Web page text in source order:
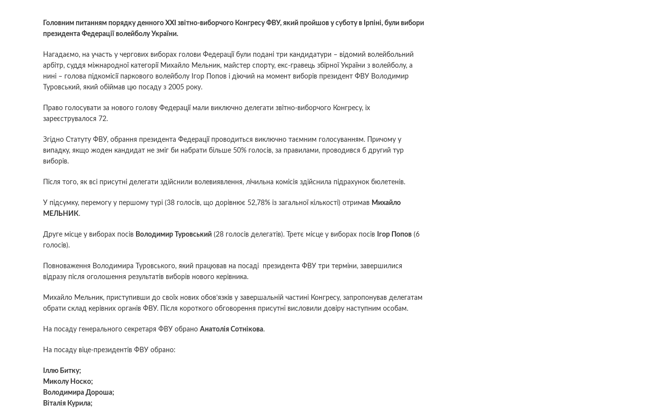
Головним питанням порядку денного ХХІ звітно-виборчого Конгресу ФВУ, який пройшов у суботу в Ірпіні, були вибори
президента Федерації волейболу України.
Нагадаємо, на участь у чергових виборах голови Федерації були подані три кандидатури – відомий волейбольний
арбітр, суддя міжнародної категорії Михайло Мельник, майстер спорту, екс-гравець збірної України з волейболу, а
нині – голова підкомісії паркового волейболу Ігор Попов і діючий на момент виборів президент ФВУ Володимир
Туровський, який обіймав цю посаду з 2005 року.
Право голосувати за нового голову Федерації мали виключно делегати звітно-виборчого Конгресу, іх
зареєструвалося 72.
Згідно Статуту ФВУ, обрання президента Федерації проводиться виключно таємним голосуванням. Причому у
випадку, якщо жоден кандидат не зміг би набрати більше 50% голосів, за правилами, проводився б другий тур
виборів.
Після того, як всі присутні делегати здійснили волевиявлення, лічильна комісія здійснила підрахунок бюлетенів.
У підсумку, перемогу у першому турі (38 голосів, що дорівнює 52,78% із загальної кількості) отримав Михайло
МЕЛЬНИК.
Друге місце у виборах посів Володимир Туровський (28 голосів делегатів). Третє місце у виборах посів Ігор Попов (6
голосів).
Повноваження Володимира Туровського, який працював на посаді президента ФВУ три терміни, завершилися
відразу після оголошення результатів виборів нового керівника.
Михайло Мельник, приступивши до своїх нових обов’язків у завершальній частині Конгресу, запропонував делегатам
обрати склад керівних органів ФВУ. Після короткого обговорення присутні висловили довіру наступним особам.
На посаду генерального секретаря ФВУ обрано Анатолія Сотнікова.
На посаду віце-президентів ФВУ обрано:
Іллю Битку;
Миколу Носко;
Володимира Дороша;
Віталія Курила;